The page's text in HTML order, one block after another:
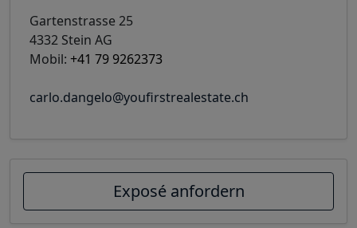
Gartenstrasse 25
4332 Stein AG
Mobil: +41 79 9262373
carlo.dangelo@youfirstrealestate.ch
Exposé anfordern